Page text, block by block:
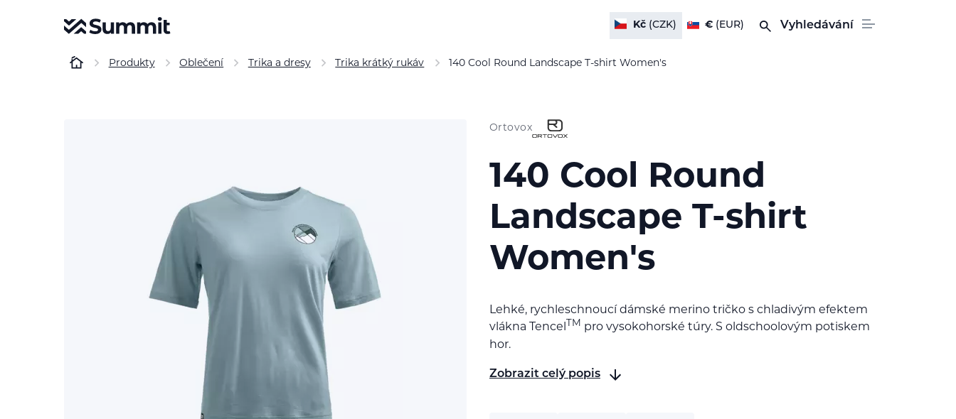
Kč(CZK) € (EUR) Vyhledávání
Produkty Oblečení Trika a dresy Trika krátký rukáv 140 Cool Round Landscape T-shirt Women's
Ortovox
140 Cool Round
Landscape T-shirt
Women's
Lehké, rychleschnoucí dámské merino tričko s chladivým efektem
vlákna Tencel TM
pro vysokohorské túry. S oldschoolovým potiskem
hor.
Zobrazit celý popis